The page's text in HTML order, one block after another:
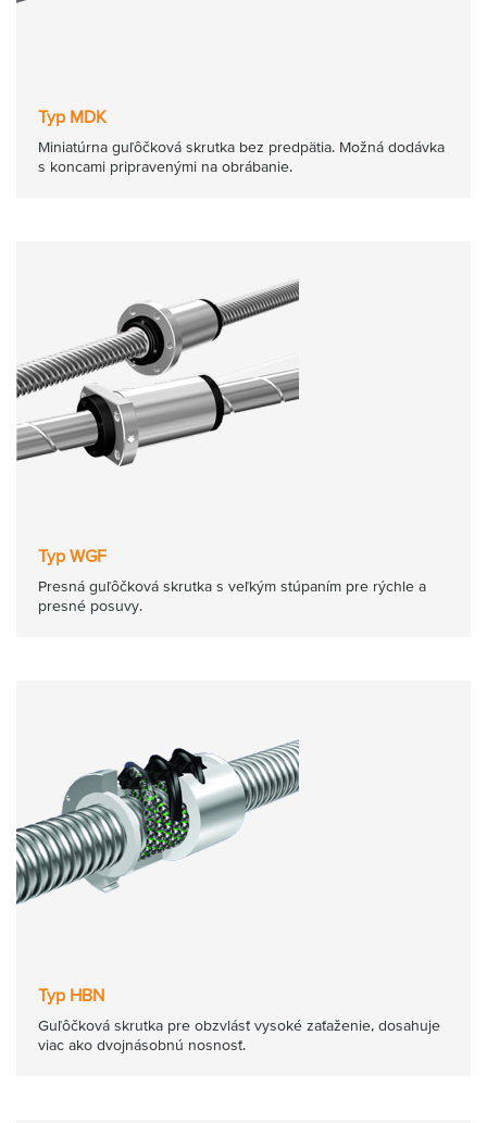
Typ MDK
Miniatúrna guľôčková skrutka bez predpätia. Možná dodávka
s koncami pripravenými na obrábanie.
Typ WGF
Presná guľôčková skrutka s veľkým stúpaním pre rýchle a
presné posuvy.
Typ HBN
Guľôčková skrutka pre obzvlásť vysoké zaťaženie, dosahuje
viac ako dvojnásobnú nosnosť.